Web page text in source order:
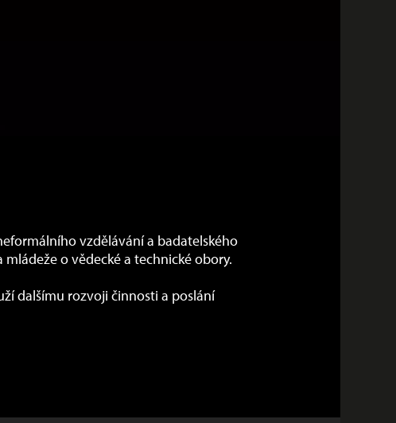
vzdělávání a badatelského
o vědecké a technické obory.
dalšímu rozvoji činnosti a poslání